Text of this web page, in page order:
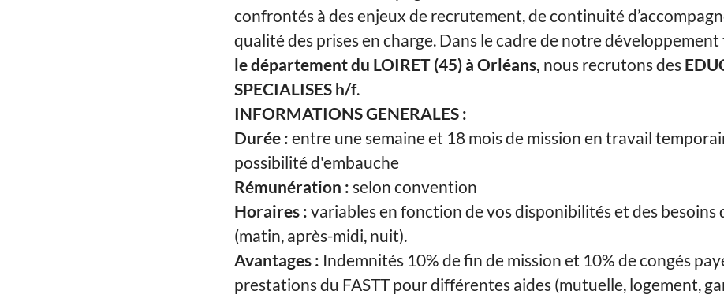
confrontés à des enjeux de recrutement, de continuité
qualité des prises en charge. Dans le cadre de notre
le département du LOIRET (45) à Orléans, nous recrutons des
SPECIALISES h/f.
INFORMATIONS GENERALES :
Durée : entre une semaine et 18 mois de mission en travail
possibilité d'embauche
Rémunération : selon convention
Horaires : variables en fonction de vos disponibilités et des besoins
(matin, après-midi, nuit).
Avantages : Indemnités 10% de fin de mission et 10% de congés
prestations du FASTT pour différentes aides (mutuelle, logement,